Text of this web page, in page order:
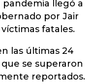
pandemia llegó a
por Jair
víctimas fatales.
las últimas 24
se superaron
reportados.